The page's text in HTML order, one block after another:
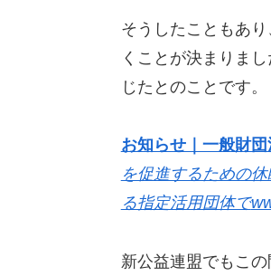
そうしたこともあ
くことが決まりま
じたとのことです。
お知らせ｜一般財
を促進するための
る指定活用団体で
新公益連盟でもこ